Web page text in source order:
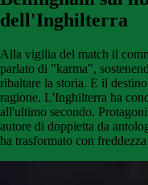
dell'Inghilterra
Alla vigilia del match il
parlato di "karma",
ribaltare la storia. E il
ragione. L'Inghilterra ha
all'ultimo secondo.
autore di doppietta da
ha trasformato con